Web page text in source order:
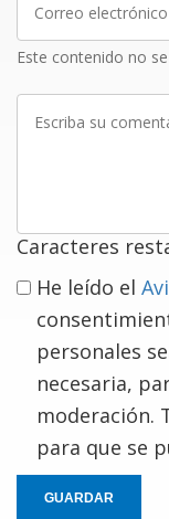
electrónico
Este contenido no
Caracteres
He leído el
personales
necesaria,
moderación.
para que se
GUARDAR